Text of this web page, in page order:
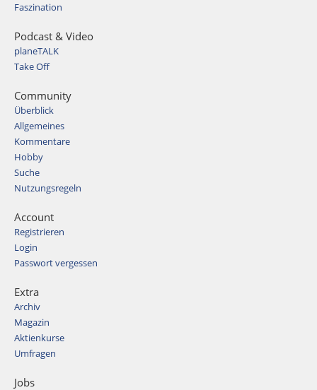
Faszination
Podcast & Video
planeTALK
Take Off
Community
Überblick
Allgemeines
Kommentare
Hobby
Suche
Nutzungsregeln
Account
Registrieren
Login
Passwort vergessen
Extra
Archiv
Magazin
Aktienkurse
Umfragen
Jobs